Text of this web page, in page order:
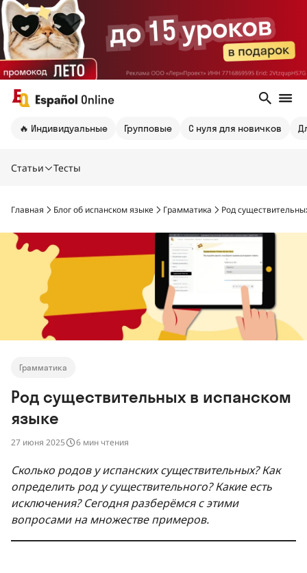
🔥 Индивидуальные Групповые С нуля для новичков
Статьи Тесты
Главная Блог об испанском языке Грамматика Род
Грамматика
Род существительных в испанском
языке
27 июня 2025 6 мин чтения
Сколько родов у испанских существительных? Как
определить род у существительного? Какие есть
исключения? Сегодня разберёмся с этими
вопросами на множестве примеров.